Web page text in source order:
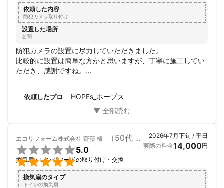
依頼した内容
防犯カメラ取り付け
設置した場所
玄関
防犯カメラの設置に尽力していただきました。
比較的に設置は簡単な方かと思いますが、丁寧に施工してい
ただき、感謝ですね。
もらえて良かったです。
安心してお願い出来る業者さんです。
依頼したプロ HOPEs_ホープス
エコリフォーム株式会社 齋藤 様 （50代 男性）


5.0
換気扇・レンジフードの取り付け・交換
2026年7月下旬 / 平日
実際の料金14,000円
換気扇のタイプ
トイレの換気扇